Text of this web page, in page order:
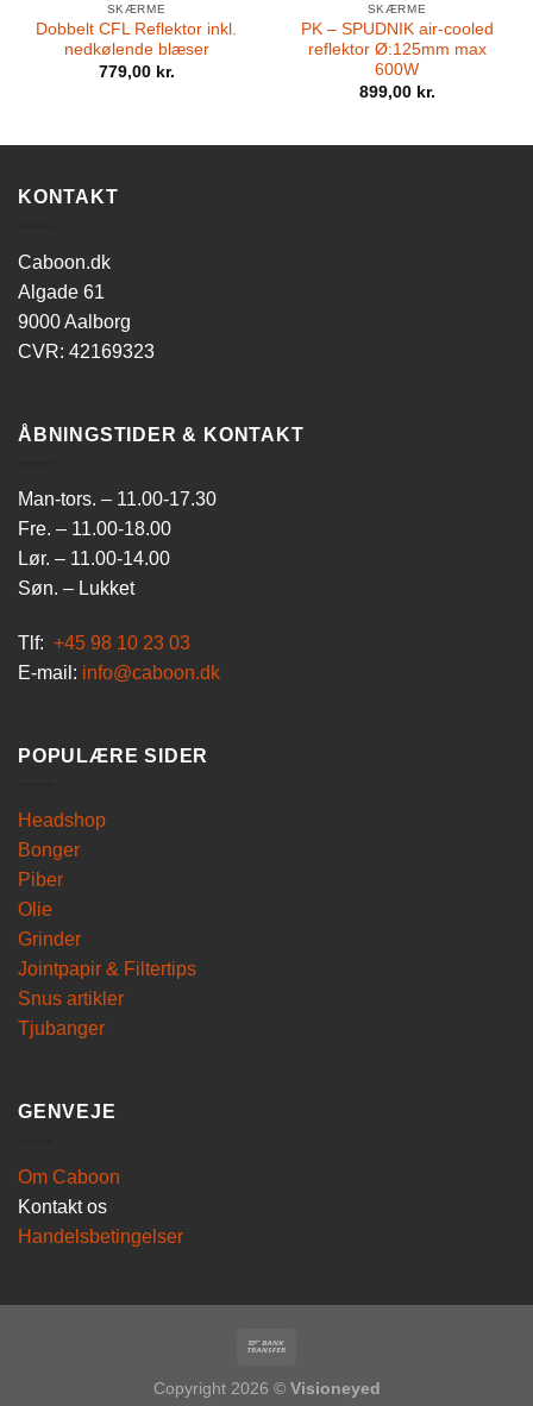
SKÆRME
Dobbelt CFL Reflektor inkl.
nedkølende blæser
779,00 kr.
SKÆRME
PK – SPUDNIK air-cooled
reflektor Ø:125mm max
600W
899,00 kr.
KONTAKT
Caboon.dk
Algade 61
9000 Aalborg
CVR: 42169323
ÅBNINGSTIDER & KONTAKT
Man-tors. – 11.00-17.30
Fre. – 11.00-18.00
Lør. – 11.00-14.00
Søn. – Lukket
Tlf: +45 98 10 23 03
E-mail: info@caboon.dk
POPULÆRE SIDER
Headshop
Bonger
Piber
Olie
Grinder
Jointpapir & Filtertips
Snus artikler
Tjubanger
GENVEJE
Om Caboon
Kontakt os
Handelsbetingelser
Copyright 2026 © Visioneyed